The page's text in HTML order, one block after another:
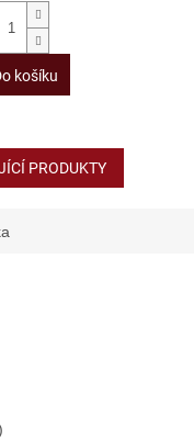
košíku
PRODUKTY